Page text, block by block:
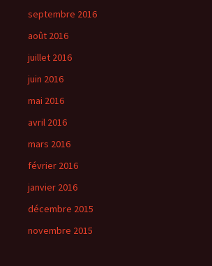
septembre 2016
août 2016
juillet 2016
juin 2016
mai 2016
avril 2016
mars 2016
février 2016
janvier 2016
décembre 2015
novembre 2015